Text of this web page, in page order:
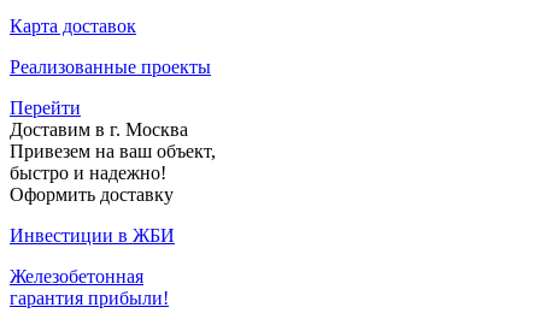
Карта доставок
Реализованные проекты
Перейти
Доставим в г. Москва
Привезем на ваш объект,
быстро и надежно!
Оформить доставку
Инвестиции в ЖБИ
Железобетонная
гарантия прибыли!